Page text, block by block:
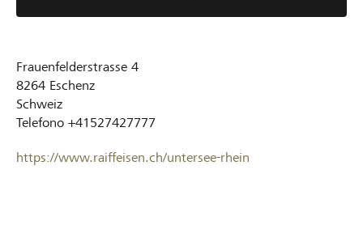
Frauenfelderstrasse 4
8264 Eschenz
Schweiz
Telefono +41527427777
https://www.raiffeisen.ch/untersee-rhein